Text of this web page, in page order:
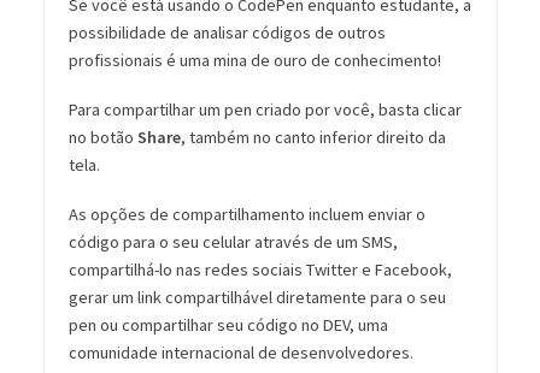
Se você está usando o CodePen enquanto estudante, a
possibilidade de analisar códigos de outros
profissionais é uma mina de ouro de conhecimento!
Para compartilhar um pen criado por você, basta clicar
no botão Share, também no canto inferior direito da
tela.
As opções de compartilhamento incluem enviar o
código para o seu celular através de um SMS,
compartilhá-lo nas redes sociais Twitter e Facebook,
gerar um link compartilhável diretamente para o seu
pen ou compartilhar seu código no DEV, uma
comunidade internacional de desenvolvedores.